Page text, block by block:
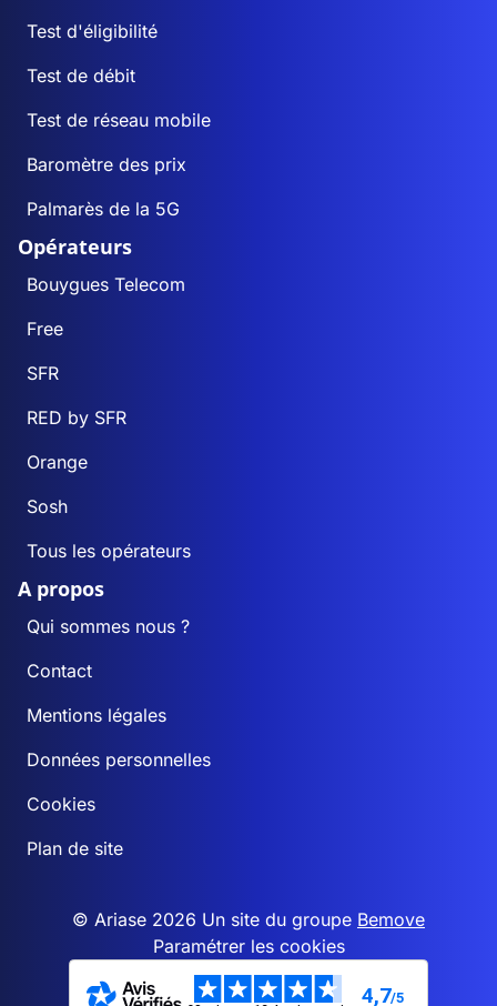
Test d'éligibilité
Test de débit
Test de réseau mobile
Baromètre des prix
Palmarès de la 5G
Opérateurs
Bouygues Telecom
Free
SFR
RED by SFR
Orange
Sosh
Tous les opérateurs
A propos
Qui sommes nous ?
Contact
Mentions légales
Données personnelles
Cookies
Plan de site
© Ariase 2026 Un site du groupe Bemove
Paramétrer les cookies
4,7/5